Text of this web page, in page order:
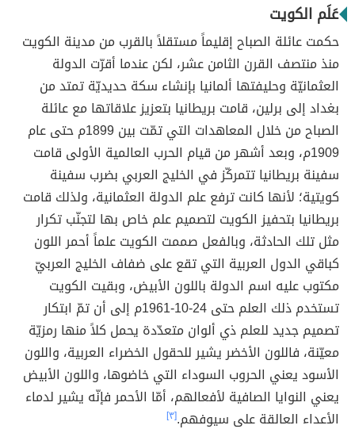
عَلَم الكويت
حكمت عائلة الصباح إقليماً مستقلاً بالقرب من مدينة الكويت
منذ منتصف القرن الثامن عشر، لكن عندما أقرّت الدولة
العثمانيّة وحليفتها ألمانيا بإنشاء سكة حديديّة تمتد من
بغداد إلى برلين، قامت بريطانيا بتعزيز علاقاتها مع عائلة
الصباح من خلال المعاهدات التي تمّت بين 1899م حتى عام
1909م، وبعد أشهر من قيام الحرب العالمية الأولى قامت
سفينة بريطانيا تتمركّز في الخليج العربي بضرب سفينة
كويتية؛ لأنها كانت ترفع علم الدولة العثمانية، ولذلك قامت
بريطانيا بتحفيز الكويت لتصميم علم خاص بها لتجنّب تكرار
مثل تلك الحادثة، وبالفعل صممت الكويت علماً أحمر اللون
كباقي الدول العربية التي تقع على ضفاف الخليج العربيّ
مكتوب عليه اسم الدولة باللون الأبيض، وبقيت الكويت
تستخدم ذلك العلم حتى 24-10-1961م إلى أن تمّ ابتكار
تصميم جديد للعلم ذي ألوان متعدّدة يحمل كلاً منها رمزيّة
معيّنة، فاللون الأخضر يشير للحقول الخضراء العربية، واللون
الأسود يعني الحروب السوداء التي خاضوها، واللون الأبيض
يعني النوايا الصافية لأفعالهم، أمّا الأحمر فإنّه يشير لدماء
الأعداء العالقة على سيوفهم.[٣]